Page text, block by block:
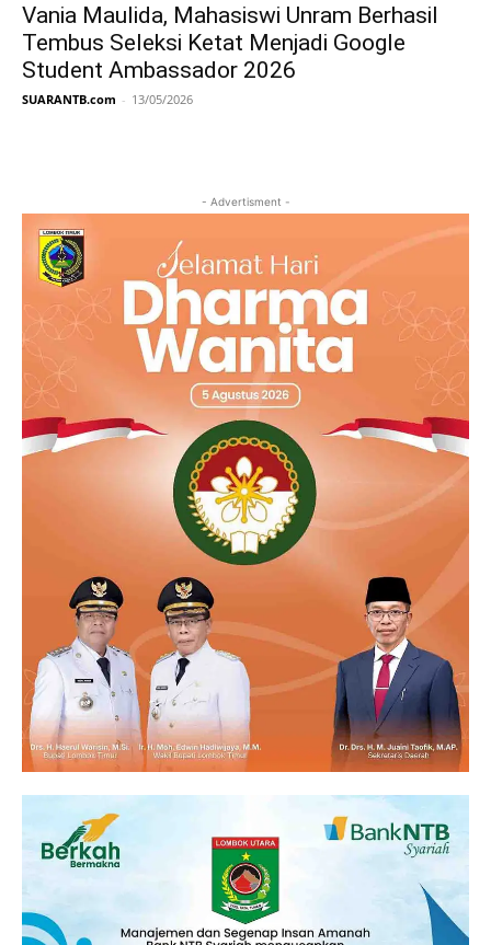
Vania Maulida, Mahasiswi Unram Berhasil
Tembus Seleksi Ketat Menjadi Google
Student Ambassador 2026
SUARANTB.com - 13/05/2026
- Advertisment -